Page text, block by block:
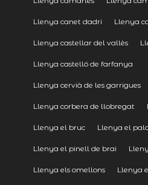
Llenya canet dadri Llenya
Llenya castellar del vallès
Llenya castelló de farfanya
Llenya cervià de les garrigues
Llenya corbera de llobregat
Llenya el bruc Llenya el
Llenya el pinell de brai
Llenya els omellons Llenya